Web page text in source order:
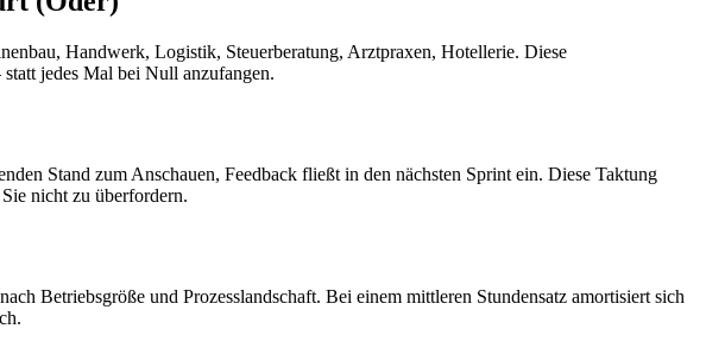
Handwerk, Logistik, Steuerberatung, Arztpraxen, Hotellerie. Diese
jedes Mal bei Null anzufangen.
Stand zum Anschauen, Feedback fließt in den nächsten Sprint ein. Diese Taktung
nicht zu überfordern.
Betriebsgröße und Prozesslandschaft. Bei einem mittleren Stundensatz amortisiert sich